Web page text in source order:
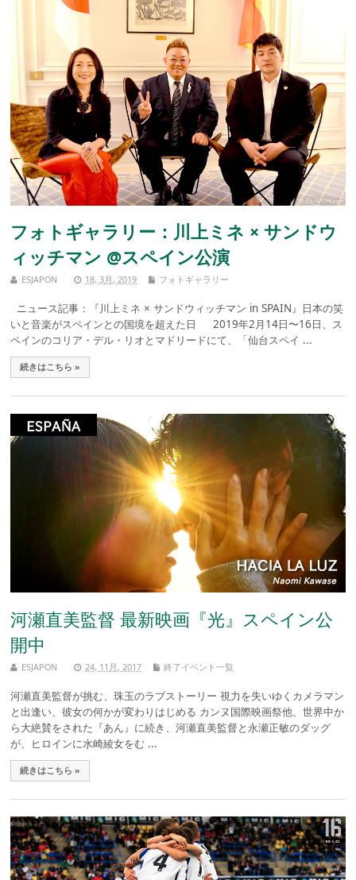
フォトギャラリー：川上ミネ × サンドウ
ィッチマン @スペイン公演
ESJAPON 18, 3月, 2019 フォトギャラリー
ニュース記事：『川上ミネ × サンドウィッチマン in SPAIN』日本の笑
いと音楽がスペインとの国境を超えた日 2019年2月14日〜16日、ス
ペインのコリア・デル・リオとマドリードにて、「仙台スペイ ...
続きはこちら »
河瀬直美監督 最新映画『光』スペイン公
開中
ESJAPON 24, 11月, 2017 終了イベント一覧
河瀬直美監督が挑む、珠玉のラブストーリー 視力を失いゆくカメラマン
と出逢い、彼女の何かが変わりはじめる カンヌ国際映画祭他、世界中か
ら大絶賛をされた『あん』に続き、河瀬直美監督と永瀬正敏のダッグ
が、ヒロインに水崎綾女をむ ...
続きはこちら »